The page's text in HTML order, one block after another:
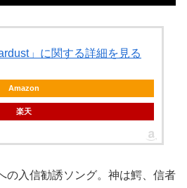
」に関する詳細を見る
Amazon
楽天
の入信勧誘ソング。神は鰐、信者